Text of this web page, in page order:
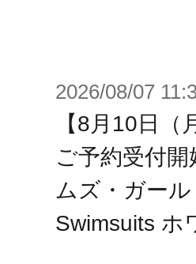
2026/08/07
【8月10日
ご予約受付
ムズ・ガー
Swimsuits ホ